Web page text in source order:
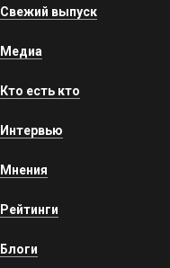
Свежий выпуск
Медиа
Кто есть кто
Интервью
Мнения
Рейтинги
Блоги